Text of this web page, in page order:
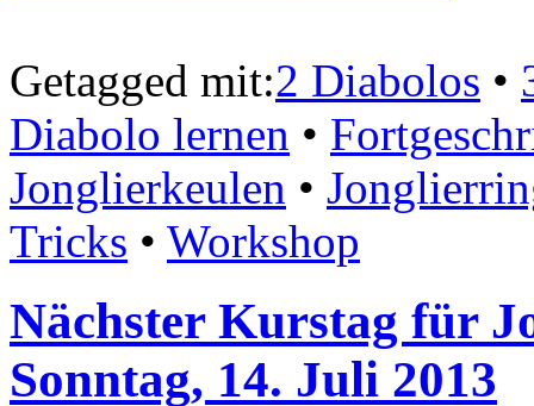
Getagged mit:2 Diabolos •
Diabolo lernen •
Jonglierkeulen •
Tricks • Workshop
Nächster Kurstag für
Sonntag, 14. Juli 2013